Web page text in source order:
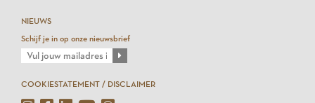
NIEUWS
Schijf je in op onze nieuwsbrief
COOKIESTATEMENT / DISCLAIMER